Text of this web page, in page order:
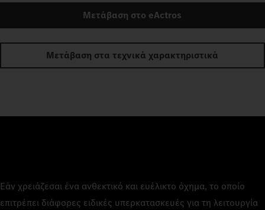
Μετάβαση στο eActros
Μετάβαση στα τεχνικά χαρακτηριστικά
Εάν χρειάζεσαι ένα ανθεκτικό και ευέλικτο όχημα, το οποίο
επιτρέπει διάφορες ειδικές υπερκατασκευές για τη λειτουργία